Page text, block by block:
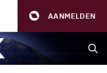
AANMELDEN